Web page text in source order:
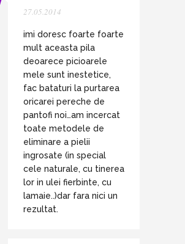
27.05.2014
imi doresc foarte foarte
mult aceasta pila
deoarece picioarele
mele sunt inestetice,
fac bataturi la purtarea
oricarei pereche de
pantofi noi…am incercat
toate metodele de
eliminare a pielii
ingrosate (in special
cele naturale, cu tinerea
lor in ulei fierbinte, cu
lamaie..)dar fara nici un
rezultat.